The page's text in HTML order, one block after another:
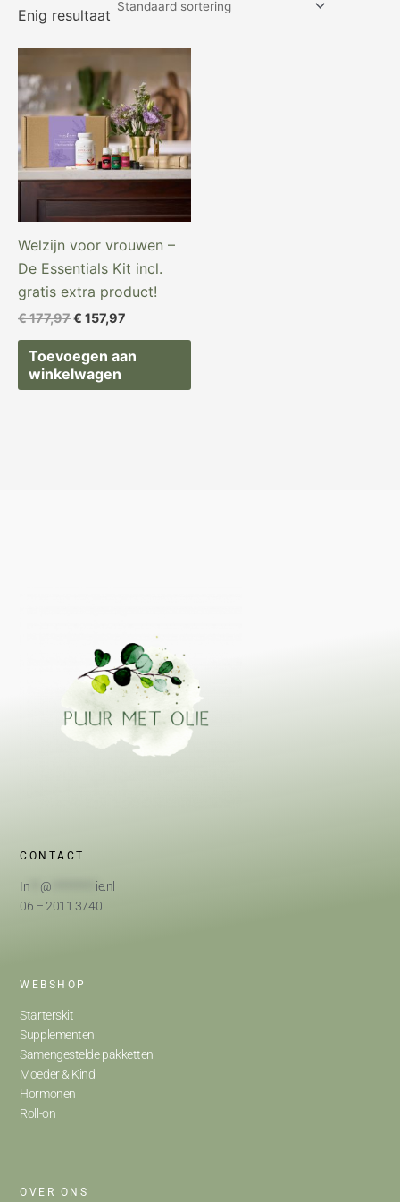
Enig resultaat
Welzijn voor vrouwen –
De Essentials Kit incl.
gratis extra product!
€177,97
prijs
was:
€ 177,97.
€ 157,97
is:
€ 157,97.
Toevoegen aan
winkelwagen
CONTACT
In @
ie.nl
06 – 2011 3740
WEBSHOP
Starterskit
Supplementen
Samengestelde pakketten
Moeder & Kind
Hormonen
Roll-on
OVER ONS